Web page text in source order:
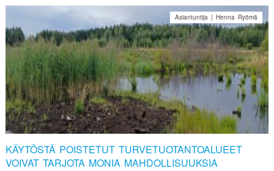
KÄYTÖSTÄ POISTETUT TURVETUOTANTOALUEET
VOIVAT TARJOTA MONIA MAHDOLLISUUKSIA
Asiantuntija | Henna Ryömä